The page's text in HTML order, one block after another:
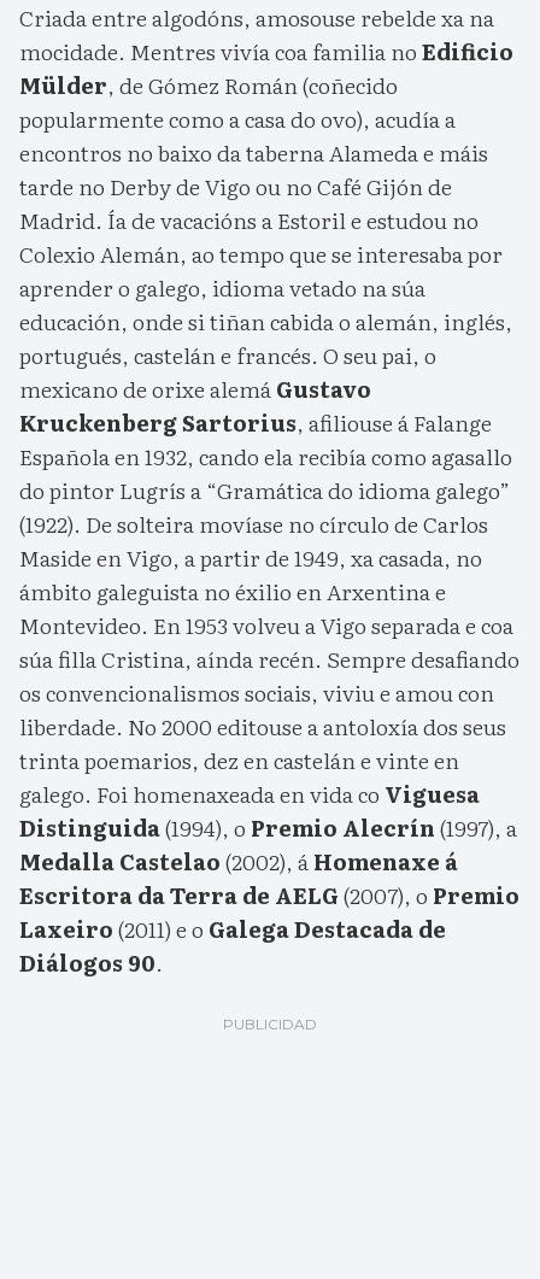
Criada entre algodóns, amosouse rebelde xa na
mocidade. Mentres vivía coa familia noEdificio
Mülder, de Gómez Román (coñecido
popularmente como a casa do ovo), acudía a
encontros no baixo da taberna Alameda e máis
tarde no Derby de Vigo ou no Café Gijón de
Madrid. Ía de vacacións a Estoril e estudou no
Colexio Alemán, ao tempo que se interesaba por
aprender o galego, idioma vetado na súa
educación, onde si tiñan cabida o alemán, inglés,
portugués, castelán e francés. O seu pai, o
mexicano de orixe alemáGustavo
Kruckenberg Sartorius, afiliouse á Falange
Española en 1932, cando ela recibía como agasallo
do pintor Lugrís a “Gramática do idioma galego”
(1922). De solteira movíase no círculo de Carlos
Maside en Vigo, a partir de 1949, xa casada, no
ámbito galeguista no éxilio en Arxentina e
Montevideo. En 1953 volveu a Vigo separada e coa
súa filla Cristina, aínda recén. Sempre desafiando
os convencionalismos sociais, viviu e amou con
liberdade. No 2000 editouse a antoloxía dos seus
trinta poemarios, dez en castelán e vinte en
galego. Foi homenaxeada en vida co Viguesa
Distinguida(1994), o Premio Alecrín(1997), a
Medalla Castelao(2002), áHomenaxe á
Escritora da Terra de AELG(2007), o Premio
Laxeiro(2011) e o Galega Destacada de
Diálogos 90.